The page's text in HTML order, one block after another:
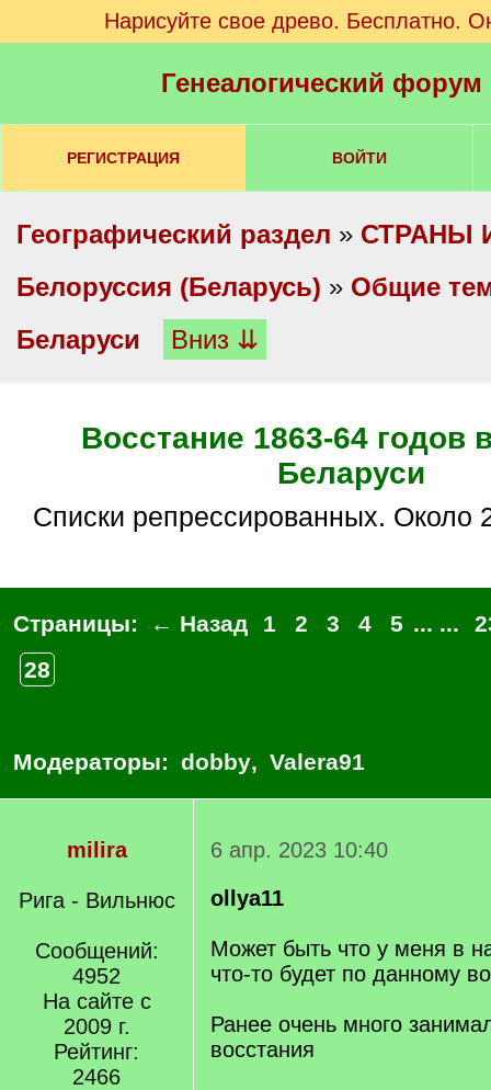
Нарисуйте свое древо. Бесплатно.
Генеалогический
РЕГИСТРАЦИЯ ВОЙТИ
Географический раздел » СТРАНЫ
Белоруссия (Беларусь) » Общие
Беларуси
Вниз ⇊
Восстание 1863-64 годов
Беларуси
Списки репрессированных.
Страницы: ← Назад 1 2 3 4 5 ... ...
28
Модераторы: dobby, Valera91
milira
Рига - Вильнюс
Сообщений:
4952
На сайте с
2009 г.
Рейтинг:
2466
6 апр. 2023 10:40
ollya11
Может быть что у меня в
что-то будет по данному
Ранее очень много
восстания